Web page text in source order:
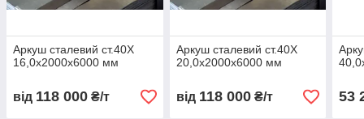
Аркуш сталевий ст.40Х
16,0х2000х6000 мм
від 118 000 ₴/т
Аркуш сталевий ст.40Х
20,0х2000х6000 мм
від 118 000₴/т 53